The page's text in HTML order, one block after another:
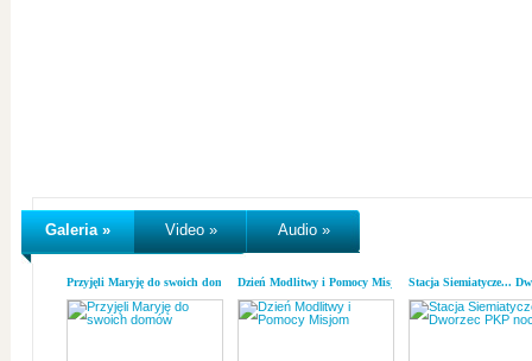
Galeria » Video » Audio »
Przyjęli Maryję do swoich domówDzień Modlitwy i Pomocy MisjomStacja Siemiatycze...